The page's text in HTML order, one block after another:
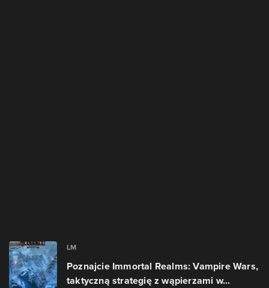
LM
Poznajcie Immortal Realms: Vampire Wars,
taktyczną strategię z wąpierzami w...